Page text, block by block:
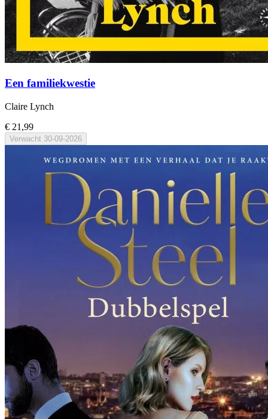
Een familiekwestie
Claire Lynch
€ 21,99
Verwacht 30-09-2026